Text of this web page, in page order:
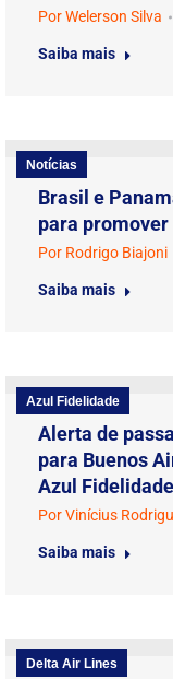
PorWelerson Silva
Saiba mais
Notícias
Brasil e
para
Por Rodrigo Biajoni
Saiba mais
Azul Fidelidade
Alerta de
para Buenos
Azul Fidelidade
PorVinícius
Saiba mais
Delta Air Lines